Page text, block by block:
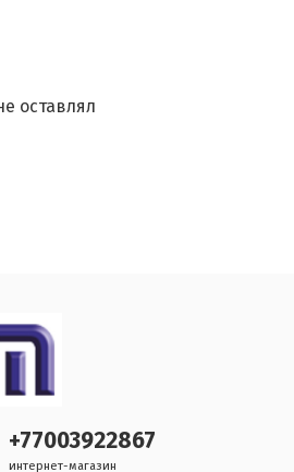
оставлял
+77003922867
интернет-магазин